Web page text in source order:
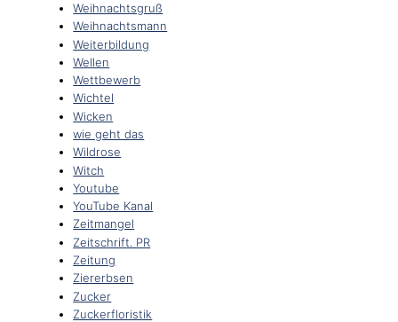
Weihnachtsgruß
Weihnachtsmann
Weiterbildung
Wellen
Wettbewerb
Wichtel
Wicken
wie geht das
Wildrose
Witch
Youtube
YouTube Kanal
Zeitmangel
Zeitschrift. PR
Zeitung
Ziererbsen
Zucker
Zuckerfloristik